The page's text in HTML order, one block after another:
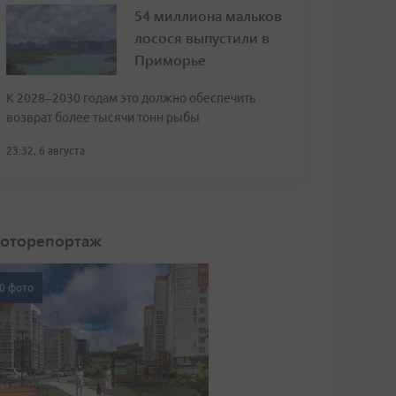
54 миллиона мальков
лосося выпустили в
Приморье
К 2028–2030 годам это должно обеспечить
возврат более тысячи тонн рыбы
23:32, 6 августа
фото